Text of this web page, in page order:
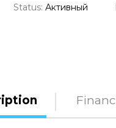
Status: Активный